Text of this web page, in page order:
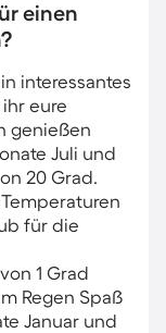
einen
interessantes
eure
genießen
Juli und
20 Grad.
für die
1 Grad
Regen Spaß
Januar und